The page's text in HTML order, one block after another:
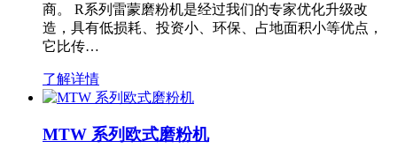
商。 R系列雷蒙磨粉机是经过我们的专家优化升级改
造，具有低损耗、投资小、环保、占地面积小等优点，
它比传…
了解详情
MTW 系列欧式磨粉机